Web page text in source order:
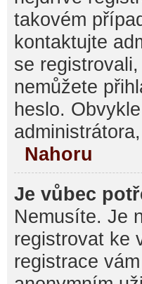
takovém
kontaktujte
se
nemůžete
heslo.
Nahoru
Je vůbec
Nemusíte. Je
registrovat ke
registrace